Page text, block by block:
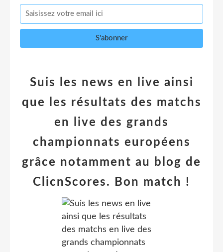
Suis les news en live ainsi
que les résultats des matchs
en live des grands
championnats européens
grâce notamment au blog de
ClicnScores. Bon match !